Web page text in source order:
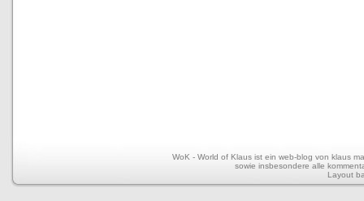
WoK - World of Klaus ist ein web-blog von klaus
sowie insbesondere alle
Layout